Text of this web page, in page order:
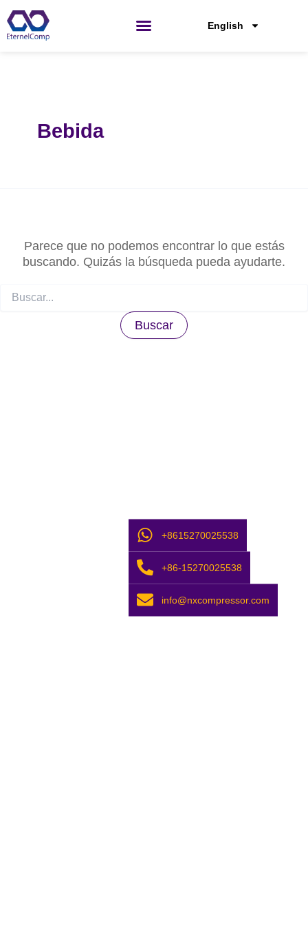
al
contenido
English
Bebida
Parece que no podemos encontrar lo que estás
buscando. Quizás la búsqueda pueda ayudarte.
+8615270025538
+86-15270025538
info@nxcompressor.com